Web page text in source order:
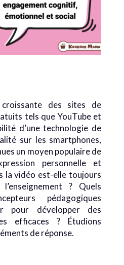
des sites de
tels que YouTube et
d’une technologie de
sur les smartphones,
un moyen populaire de
personnelle et
la vidéo est-elle toujours
? Quels
pédagogiques
pour développer des
efficaces ? Étudions
de réponse.